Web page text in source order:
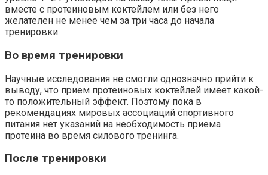
вместе с протеиновым коктейлем или без него
желателен не менее чем за три часа до начала
тренировки.
Во время тренировки
Научные исследования не смогли однозначно прийти к
выводу, что прием протеиновых коктейлей имеет какой-
то положительный эффект. Поэтому пока в
рекомендациях мировых ассоциаций спортивного
питания нет указаний на необходимость приема
протеина во время силового тренинга.
После тренировки